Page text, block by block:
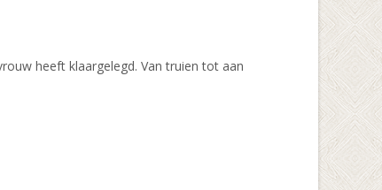
heeft klaargelegd. Van truien tot aan